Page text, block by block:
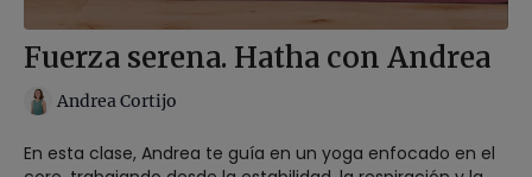
Fuerza serena. Hatha con Andrea
Andrea Cortijo
En esta clase, Andrea te guía en un yoga enfocado en el